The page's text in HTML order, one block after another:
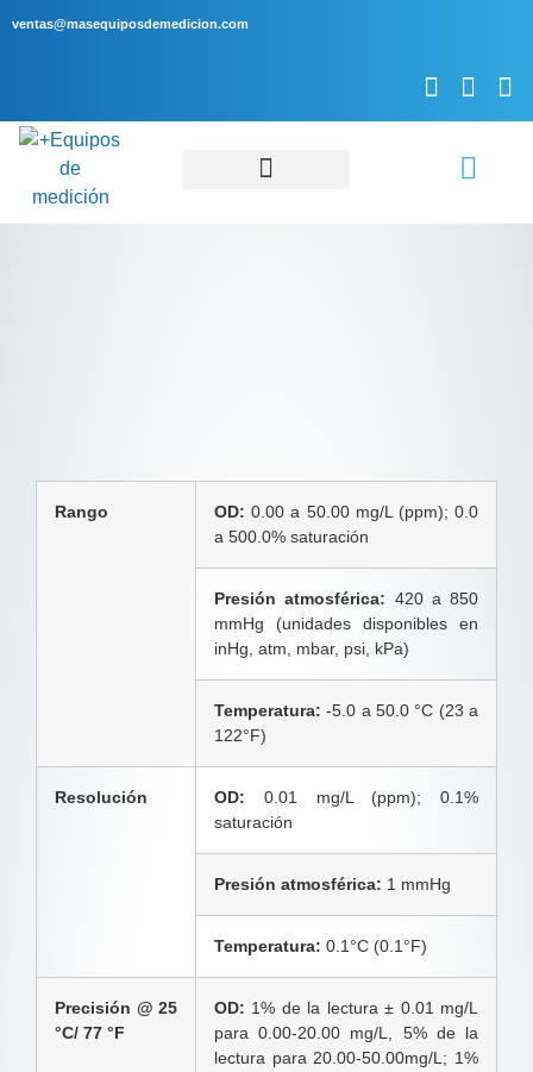
ventas@masequiposdemedicion.com
Rango OD: 0.00 a 50.00 mg/L (ppm); 0.0
a 500.0% saturación
Presión atmosférica: 420 a 850
mmHg (unidades disponibles en
inHg, atm, mbar, psi, kPa)
Temperatura: -5.0 a 50.0 °C (23 a
122°F)
Resolución OD: 0.01 mg/L (ppm); 0.1%
saturación
Presión atmosférica: 1 mmHg
Temperatura: 0.1°C (0.1°F)
Precisión @ 25
°C/ 77 °F
OD: 1% de la lectura ± 0.01 mg/L
para 0.00-20.00 mg/L, 5% de la
lectura para 20.00-50.00mg/L; 1%